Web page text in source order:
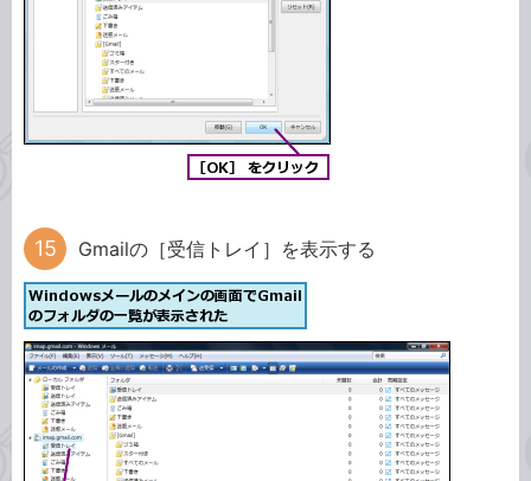
Gmailの［受信トレイ］を表示する